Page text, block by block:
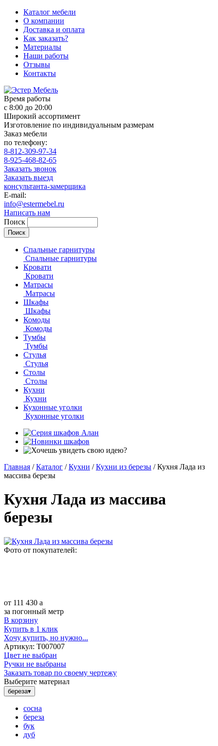
Каталог мебели
О компании
Доставка и оплата
Как заказать?
Материалы
Наши работы
Отзывы
Контакты
Время работы
с 8:00 до 20:00
Широкий ассортимент
Изготовление по индивидуальным размерам
Заказ мебели
по телефону:
8-812-309-97-34
8-925-468-82-65
Заказать звонок
Заказать выезд
консультанта-замерщика
E-mail:
info@estermebel.ru
Написать нам
Поиск
Спальные гарнитуры
Спальные гарнитуры
Кровати
Кровати
Матрасы
Матрасы
Шкафы
Шкафы
Комоды
Комоды
Тумбы
Тумбы
Стулья
Стулья
Столы
Столы
Кухни
Кухни
Кухонные уголки
Кухонные уголки
Главная / Каталог / Кухни / Кухни из березы / Кухня Лада из
массива березы
Кухня Лада из массива
березы
Фото от покупателей:
от 111 430 a
за погонный метр
В корзину
Купить в 1 клик
Хочу купить, но нужно...
Артикул: Т007007
Цвет не выбран
Ручки не выбраны
Заказать товар по своему чертежу
Выберите материал
береза▾
сосна
береза
бук
дуб